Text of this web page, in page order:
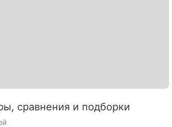
сравнения и подборки